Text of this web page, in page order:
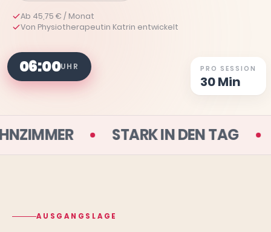
Ab 45,75 € / Monat
Von Physiotherapeutin Katrin entwickelt
06:00UHR PRO SESSION
30 Min
WOHNZIMMER STARK IN
AUSGANGSLAGE